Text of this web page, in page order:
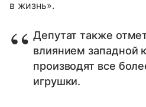
в жизнь».
Депутат также
влиянием западной
производят все
игрушки.